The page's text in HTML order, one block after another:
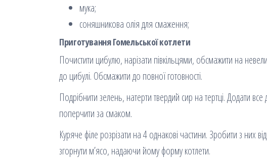
мука;
соняшникова олія для смаження;
Приготування Гомельської котлети
Почистити цибулю, нарізати півкільцями, обсмажити на
до цибулі. Обсмажити до повної готовності.
Подрібнити зелень, натерти твердий сир на тертці. Додати
поперчити за смаком.
Куряче філе розрізати на 4 однакові частини. Зробити з них
згорнути м’ясо, надаючи йому форму котлети.